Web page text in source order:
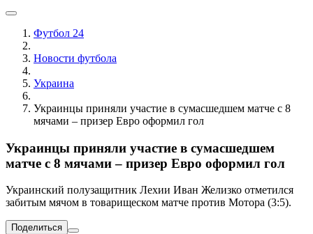
Футбол 24
Новости футбола
Украина
Украинцы приняли участие в сумасшедшем матче с 8
мячами – призер Евро оформил гол
Украинцы приняли участие в сумасшедшем
матче с 8 мячами – призер Евро оформил гол
Украинский полузащитник Лехии Иван Желизко отметился
забитым мячом в товарищеском матче против Мотора (3:5).
Поделиться